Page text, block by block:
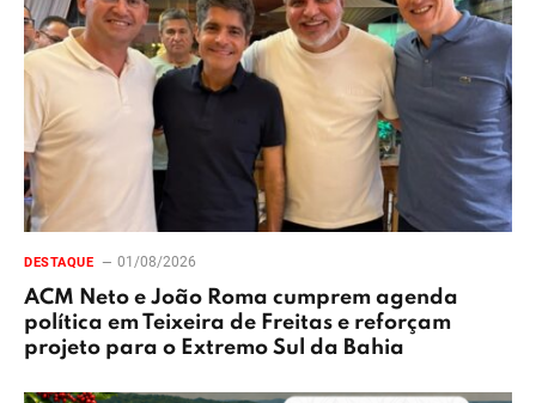
DESTAQUE 01/08/2026
ACM Neto e João Roma cumprem agenda
política em Teixeira de Freitas e reforçam
projeto para o Extremo Sul da Bahia